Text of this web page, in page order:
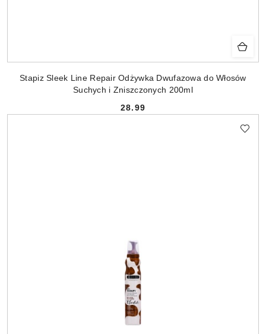
Stapiz Sleek Line Repair Odżywka Dwufazowa do Włosów
Suchych i Zniszczonych 200ml
Cena:
28.99